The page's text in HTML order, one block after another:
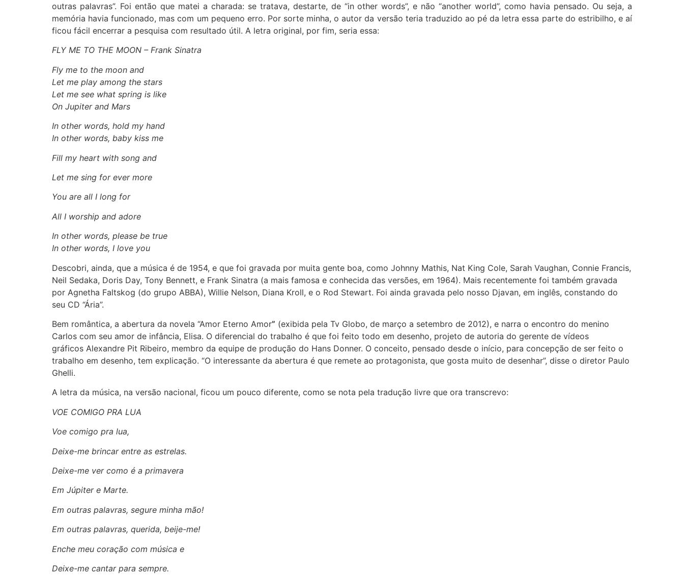
outras palavras”. Foi então que matei a charada: se tratava, destarte, de “in other words”, e não “another world”, como havia pensado. Ou seja, a
memória havia funcionado, mas com um pequeno erro. Por sorte minha, o autor da versão teria traduzido ao pé da letra essa parte do estribilho, e aí
ficou fácil encerrar a pesquisa com resultado útil. A letra original, por fim, seria essa:
FLY ME TO THE MOON – Frank Sinatra
Fly me to the moon and
Let me play among the stars
Let me see what spring is like
On Jupiter and Mars
In other words, hold my hand
In other words, baby kiss me
Fill my heart with song and
Let me sing for ever more
You are all I long for
All I worship and adore
In other words, please be true
In other words, I love you
Descobri, ainda, que a música é de 1954, e que foi gravada por muita gente boa, como Johnny Mathis, Nat King Cole, Sarah Vaughan, Connie Francis,
Neil Sedaka, Doris Day, Tony Bennett, e Frank Sinatra (a mais famosa e conhecida das versões, em 1964). Mais recentemente foi também gravada
por Agnetha Faltskog (do grupo ABBA), Willie Nelson, Diana Kroll, e o Rod Stewart. Foi ainda gravada pelo nosso Djavan, em inglês, constando do
seu CD “Ária”.
Bem romântica, a abertura da novela “Amor Eterno Amor” (exibida pela Tv Globo, de março a setembro de 2012), e narra o encontro do menino
Carlos com seu amor de infância, Elisa. O diferencial do trabalho é que foi feito todo em desenho, projeto de autoria do gerente de vídeos
gráficos Alexandre Pit Ribeiro, membro da equipe de produção do Hans Donner. O conceito, pensado desde o início, para concepção de ser feito o
trabalho em desenho, tem explicação. “O interessante da abertura é que remete ao protagonista, que gosta muito de desenhar”, disse o diretor Paulo
Ghelli.
A letra da música, na versão nacional, ficou um pouco diferente, como se nota pela tradução livre que ora transcrevo:
VOE COMIGO PRA LUA
Voe comigo pra lua,
Deixe-me brincar entre as estrelas.
Deixe-me ver como é a primavera
Em Júpiter e Marte.
Em outras palavras, segure minha mão!
Em outras palavras, querida, beije-me!
Enche meu coração com música e
Deixe-me cantar para sempre.